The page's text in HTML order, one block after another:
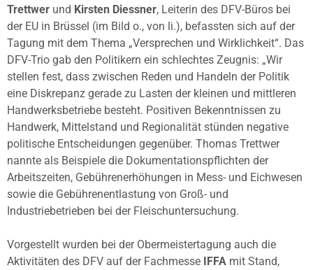
Trettwer und Kirsten Diessner, Leiterin des DFV-Büros bei
der EU in Brüssel (im Bild o., von li.), befassten sich auf der
Tagung mit dem Thema „Versprechen und Wirklichkeit“. Das
DFV-Trio gab den Politikern ein schlechtes Zeugnis: „Wir
stellen fest, dass zwischen Reden und Handeln der Politik
eine Diskrepanz gerade zu Lasten der kleinen und mittleren
Handwerksbetriebe besteht. Positiven Bekenntnissen zu
Handwerk, Mittelstand und Regionalität stünden negative
politische Entscheidungen gegenüber. Thomas Trettwer
nannte als Beispiele die Dokumentationspflichten der
Arbeitszeiten, Gebührenerhöhungen in Mess- und Eichwesen
sowie die Gebührenentlastung von Groß- und
Industriebetrieben bei der Fleischuntersuchung.
Vorgestellt wurden bei der Obermeistertagung auch die
Aktivitäten des DFV auf der Fachmesse IFFA mit Stand,